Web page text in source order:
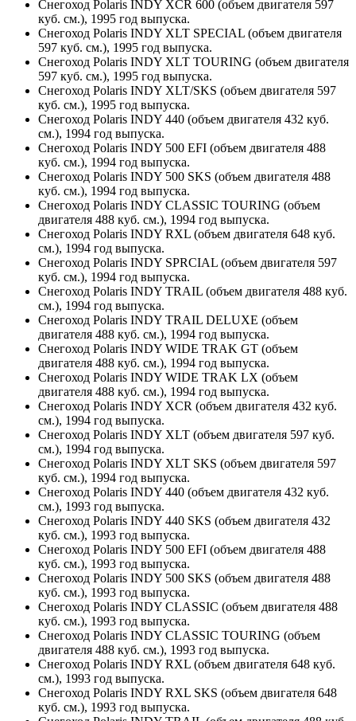
Снегоход Polaris INDY XCR 600 (объем двигателя 597
куб. см.), 1995 год выпуска.
Снегоход Polaris INDY XLT SPECIAL (объем двигателя
597 куб. см.), 1995 год выпуска.
Снегоход Polaris INDY XLT TOURING (объем двигателя
597 куб. см.), 1995 год выпуска.
Снегоход Polaris INDY XLT/SKS (объем двигателя 597
куб. см.), 1995 год выпуска.
Снегоход Polaris INDY 440 (объем двигателя 432 куб.
см.), 1994 год выпуска.
Снегоход Polaris INDY 500 EFI (объем двигателя 488
куб. см.), 1994 год выпуска.
Снегоход Polaris INDY 500 SKS (объем двигателя 488
куб. см.), 1994 год выпуска.
Снегоход Polaris INDY CLASSIC TOURING (объем
двигателя 488 куб. см.), 1994 год выпуска.
Снегоход Polaris INDY RXL (объем двигателя 648 куб.
см.), 1994 год выпуска.
Снегоход Polaris INDY SPRCIAL (объем двигателя 597
куб. см.), 1994 год выпуска.
Снегоход Polaris INDY TRAIL (объем двигателя 488 куб.
см.), 1994 год выпуска.
Снегоход Polaris INDY TRAIL DELUXE (объем
двигателя 488 куб. см.), 1994 год выпуска.
Снегоход Polaris INDY WIDE TRAK GT (объем
двигателя 488 куб. см.), 1994 год выпуска.
Снегоход Polaris INDY WIDE TRAK LX (объем
двигателя 488 куб. см.), 1994 год выпуска.
Снегоход Polaris INDY XCR (объем двигателя 432 куб.
см.), 1994 год выпуска.
Снегоход Polaris INDY XLT (объем двигателя 597 куб.
см.), 1994 год выпуска.
Снегоход Polaris INDY XLT SKS (объем двигателя 597
куб. см.), 1994 год выпуска.
Снегоход Polaris INDY 440 (объем двигателя 432 куб.
см.), 1993 год выпуска.
Снегоход Polaris INDY 440 SKS (объем двигателя 432
куб. см.), 1993 год выпуска.
Снегоход Polaris INDY 500 EFI (объем двигателя 488
куб. см.), 1993 год выпуска.
Снегоход Polaris INDY 500 SKS (объем двигателя 488
куб. см.), 1993 год выпуска.
Снегоход Polaris INDY CLASSIC (объем двигателя 488
куб. см.), 1993 год выпуска.
Снегоход Polaris INDY CLASSIC TOURING (объем
двигателя 488 куб. см.), 1993 год выпуска.
Снегоход Polaris INDY RXL (объем двигателя 648 куб.
см.), 1993 год выпуска.
Снегоход Polaris INDY RXL SKS (объем двигателя 648
куб. см.), 1993 год выпуска.